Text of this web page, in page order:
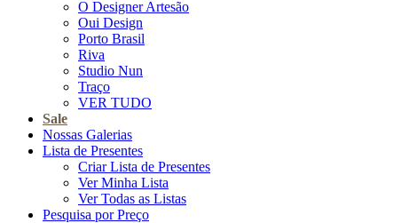
O Designer Artesão
Oui Design
Porto Brasil
Riva
Studio Nun
Traço
VER TUDO
Sale
Nossas Galerias
Lista de Presentes
Criar Lista de Presentes
Ver Minha Lista
Ver Todas as Listas
Pesquisa por Preço